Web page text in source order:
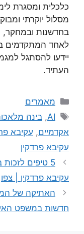
כלכלית ומסגרת
מסלול יוקרתי
בחדשנות ובמחקר,
לאחד המתקדמים
יידעו להסתגל
העתיד.
מאמרים
AI
,בינה
אקדמיים, עקיבא
עקיבא פרדקין
5 טיפים
עקיבא פרדקין | צפו
האתיקה של
חדשות במשפט